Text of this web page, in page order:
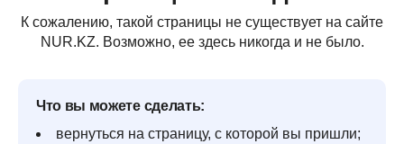
К сожалению, такой страницы не существует на сайте
NUR.KZ. Возможно, ее здесь никогда и не было.
Что вы можете сделать:
вернуться на страницу, с которой вы пришли;